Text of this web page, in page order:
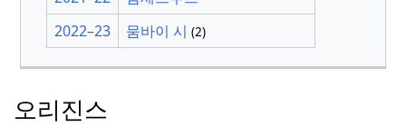
2022–23
뭄바이 시 (2)
오리진스